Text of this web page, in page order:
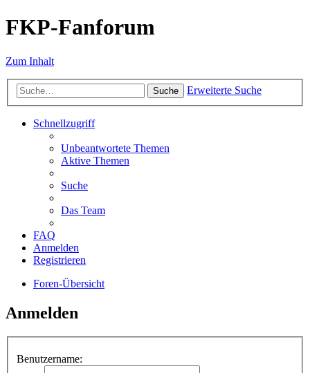
FKP-Fanforum
Zum Inhalt
Suche Erweiterte Suche
Schnellzugriff
Unbeantwortete Themen
Aktive Themen
Suche
Das Team
FAQ
Anmelden
Registrieren
Foren-Übersicht
Anmelden
Benutzername: